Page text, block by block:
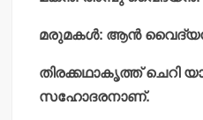
മരുമകള്‍: ആന്‍
തിരക്കഥാകൃത്ത് ചെറി
സഹോദരനാണ്.